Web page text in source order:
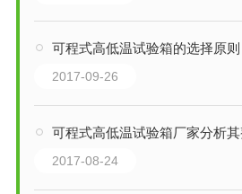
可程式高低温试验箱的选择原则
2017-09-26
可程式高低温试验箱厂家分析
2017-08-24